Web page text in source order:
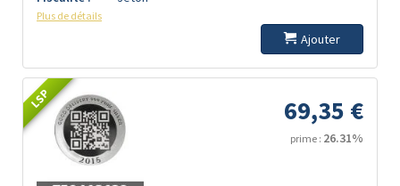
Plus de détails
Ajouter
LSP 69,35 €
prime : 26.31%